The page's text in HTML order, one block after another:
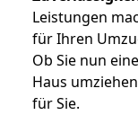
Leistungen
für Ihren
Ob Sie nun
Haus
für Sie.